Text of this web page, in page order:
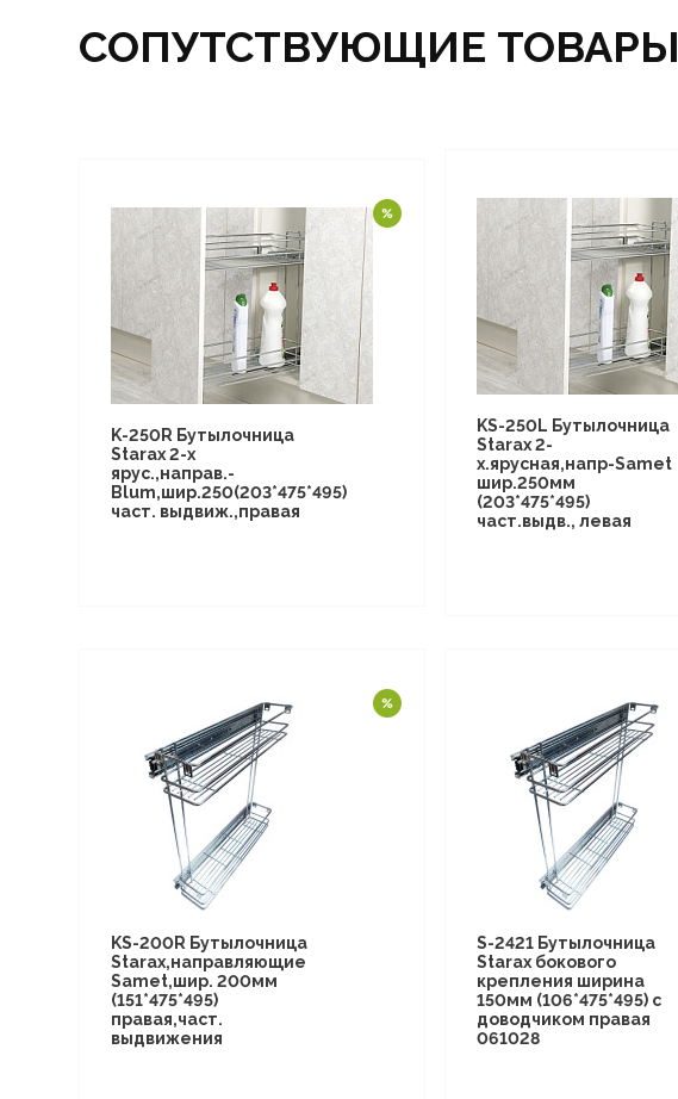
СОПУТСТВУЮЩИЕ ТОВАРЫ
K-250R Бутылочница
Starax 2-х
ярус.,направ.-
Blum,шир.250(203*475*495)
част. выдвиж.,правая
KS-250L Бутылочница
Starax 2-
х.ярусная,напр-Samet
шир.250мм
(203*475*495)
част.выдв., левая
KS-200R Бутылочница
Starax,направляющие
Samet,шир. 200мм
(151*475*495)
правая,част.
выдвижения
S-2421 Бутылочница
Starax бокового
крепления ширина
150мм (106*475*495) с
доводчиком правая
061028